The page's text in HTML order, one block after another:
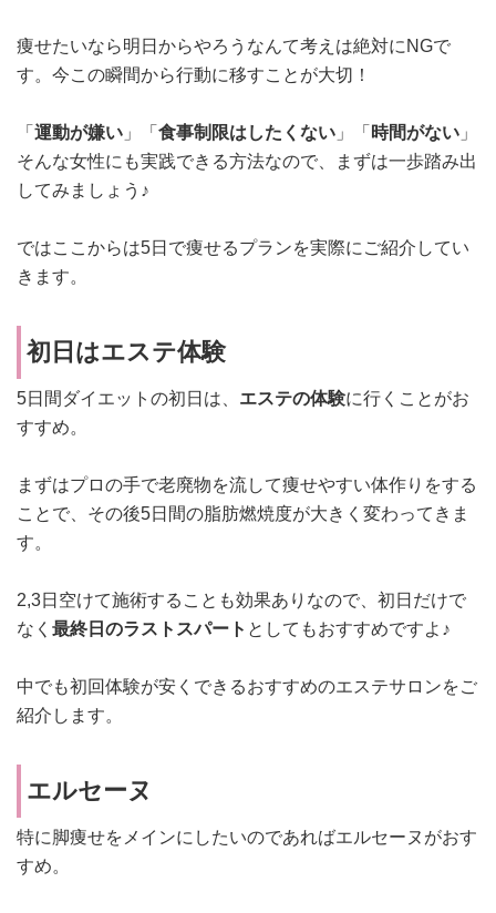
痩せたいなら明日からやろうなんて考えは絶対にNGで
す。今この瞬間から行動に移すことが大切！
「 運動が嫌い 」「 食事制限はしたくない 」「 時間がない 」
そんな女性にも実践できる方法なので、まずは一歩踏み出
してみましょう♪
ではここからは5日で痩せるプランを実際にご紹介してい
きます。
初日はエステ体験
5日間ダイエットの初日は、 エステの体験に行くことがお
すすめ。
まずはプロの手で老廃物を流して痩せやすい体作りをする
ことで、その後5日間の脂肪燃焼度が大きく変わってきま
す。
2,3日空けて施術することも効果ありなので、初日だけで
なく 最終日のラストスパート としてもおすすめですよ♪
中でも初回体験が安くできるおすすめのエステサロンをご
紹介します。
エルセーヌ
特に脚痩せをメインにしたいのであればエルセーヌがおす
すめ。